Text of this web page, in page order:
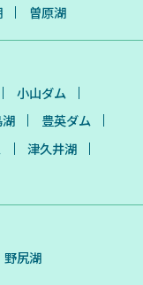
曽原湖
小山ダム
豊英ダム
津久井湖
野尻湖